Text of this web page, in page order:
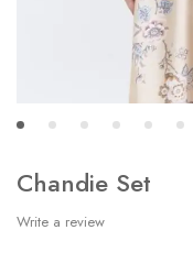
Chandie Set
Write a review